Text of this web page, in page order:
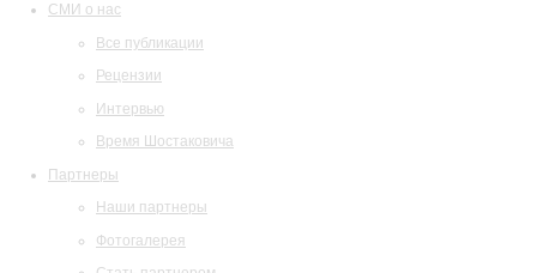
СМИ о нас
Все публикации
Рецензии
Интервью
Время Шостаковича
Партнеры
Наши партнеры
Фотогалерея